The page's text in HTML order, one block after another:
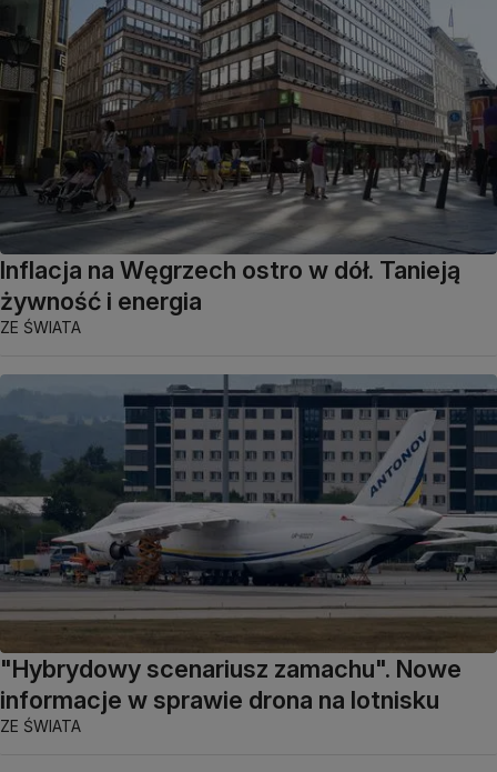
Inflacja na Węgrzech ostro w dół. Tanieją
żywność i energia
ZE ŚWIATA
"Hybrydowy scenariusz zamachu". Nowe
informacje w sprawie drona na lotnisku
ZE ŚWIATA